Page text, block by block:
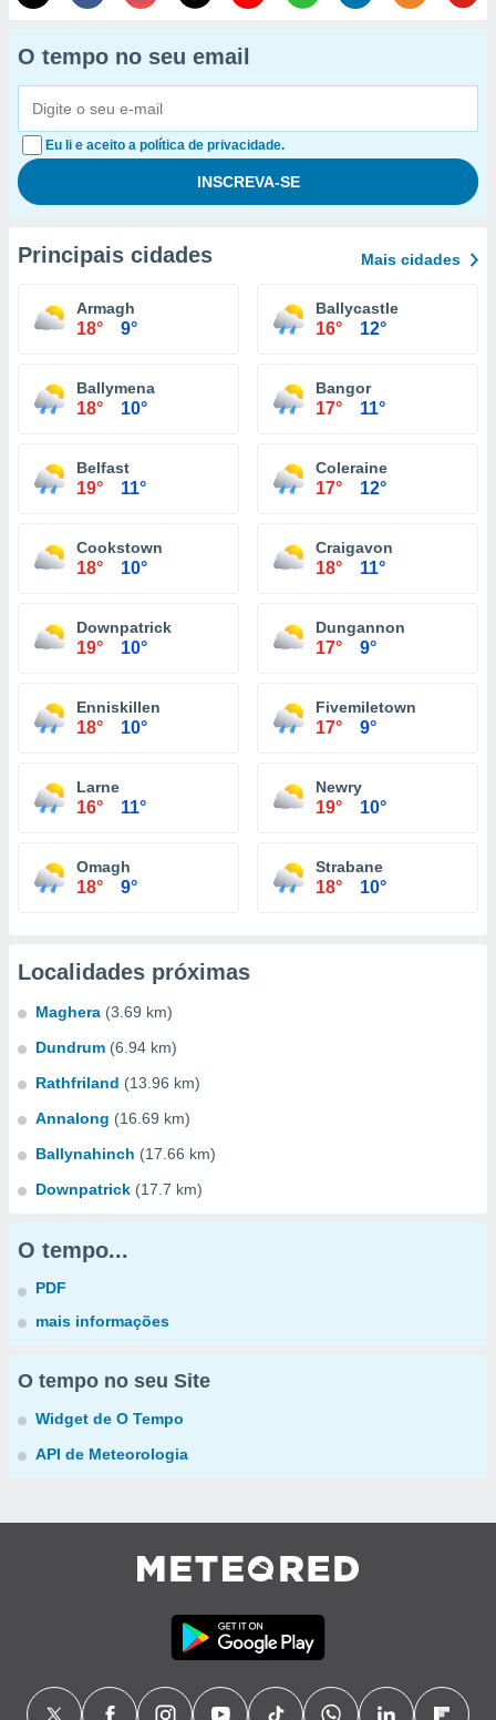
O tempo no seu email
Eu li e aceito a política de privacidade.
Principais cidades Mais cidades
Armagh
18° 9°
Ballycastle
16° 12°
Ballymena
18° 10°
Bangor
17° 11°
Belfast
19° 11°
Coleraine
17° 12°
Cookstown
18° 10°
Craigavon
18° 11°
Downpatrick
19° 10°
Dungannon
17° 9°
Enniskillen
18° 10°
Fivemiletown
17° 9°
Larne
16° 11°
Newry
19° 10°
Omagh
18° 9°
Strabane
18° 10°
Localidades próximas
Maghera (3.69 km)
Dundrum (6.94 km)
Rathfriland (13.96 km)
Annalong (16.69 km)
Ballynahinch (17.66 km)
Downpatrick (17.7 km)
O tempo...
PDF
mais informações
O tempo no seu Site
Widget de O Tempo
API de Meteorologia